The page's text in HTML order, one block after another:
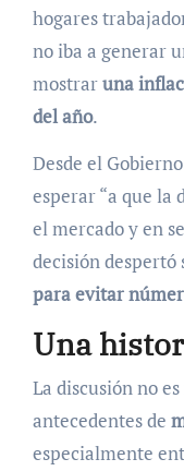
hogares
no iba a generar
mostraruna
del año.
Desde el
esperar “a que la
el mercado y en
decisión despertó
para evitar
Una
La discusión no
antecedentes de
especialmente